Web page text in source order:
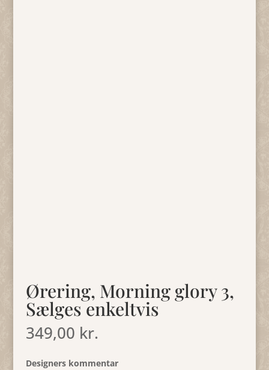
Ørering, Morning glory 3,
Sælges enkeltvis
349,00 kr.
Designers kommentar